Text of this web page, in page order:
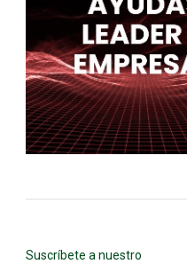
Suscríbete a nuestro